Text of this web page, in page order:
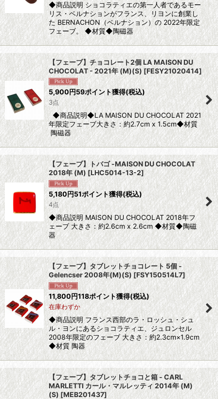
◆商品説明 ショコラティエの第一人者であるモー
リス・ベルナションがフランス、リヨンに創業し
た BERNACHON（ベルナション）の 2022年限定
フェーブ。 ◆材質◆陶磁器
【フェーブ】チョコレート2個 LA MAISON DU
CHOCOLAT - 2021年 (M)(S) [FESY21020414]
5,900円59ポイント獲得(税込)
3点
◆商品説明◆LA MAISON DU CHOCOLAT 2021
年限定フェーブ大きさ：約2.7cm x 1.5cm◆材質
陶磁器
【フェーブ】トバゴ -MAISON DU CHOCOLAT
2018年 (M) [LHC5014-13-2]
5,180円51ポイント獲得(税込)
4点
◆商品説明 MAISON DU CHOCOLAT 2018年フ
ェーブ 大きさ：約2.6cm x 2.6cm ◆材質◆陶磁
器
【フェーブ】タブレットチョコレート 5個 -
Gelencser 2008年(M)(S)[FSY150514L7]
11,800円118ポイント獲得(税込)
在庫わずか
◆商品説明 フランス西部のラ・ロッシュ・シュ
ル・ヨンにあるショコラティエ、ジュロンセル
2008年限定のフェーブ 大きさ：約2.3cm×1.9cm
◆材質 陶器
【フェーブ】タブレットチョコと箱 - CARL
MARLETTI カール・マルレッティ 2014年 (M)
(S) [MEB201437]